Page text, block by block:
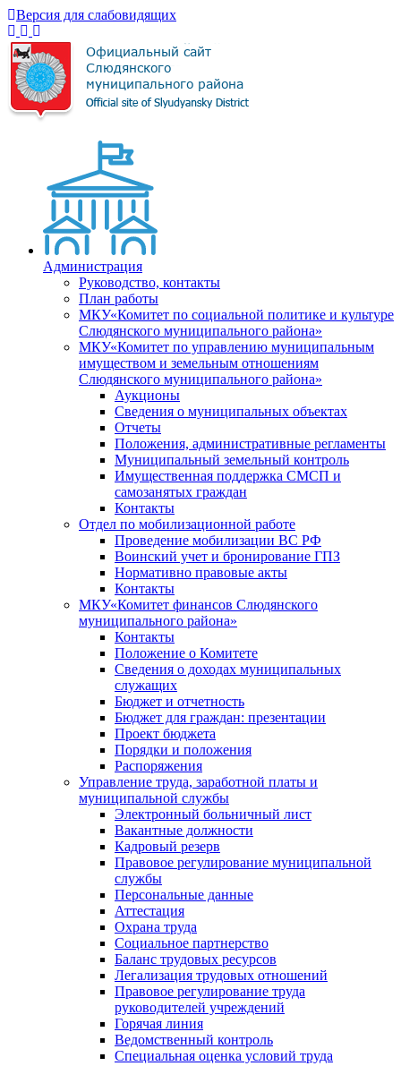
Версия для слабовидящих
Администрация
Руководство, контакты
План работы
МКУ«Комитет по социальной политике и культуре
Слюдянского муниципального района»
МКУ«Комитет по управлению муниципальным
имуществом и земельным отношениям
Слюдянского муниципального района»
Аукционы
Сведения о муниципальных объектах
Отчеты
Положения, административные регламенты
Муниципальный земельный контроль
Имущественная поддержка СМСП и
самозанятых граждан
Контакты
Отдел по мобилизационной работе
Проведение мобилизации ВС РФ
Воинский учет и бронирование ГПЗ
Нормативно правовые акты
Контакты
МКУ«Комитет финансов Слюдянского
муниципального района»
Контакты
Положение о Комитете
Сведения о доходах муниципальных
служащих
Бюджет и отчетность
Бюджет для граждан: презентации
Проект бюджета
Порядки и положения
Распоряжения
Управление труда, заработной платы и
муниципальной службы
Электронный больничный лист
Вакантные должности
Кадровый резерв
Правовое регулирование муниципальной
службы
Персональные данные
Аттестация
Охрана труда
Социальное партнерство
Баланс трудовых ресурсов
Легализация трудовых отношений
Правовое регулирование труда
руководителей учреждений
Горячая линия
Ведомственный контроль
Специальная оценка условий труда